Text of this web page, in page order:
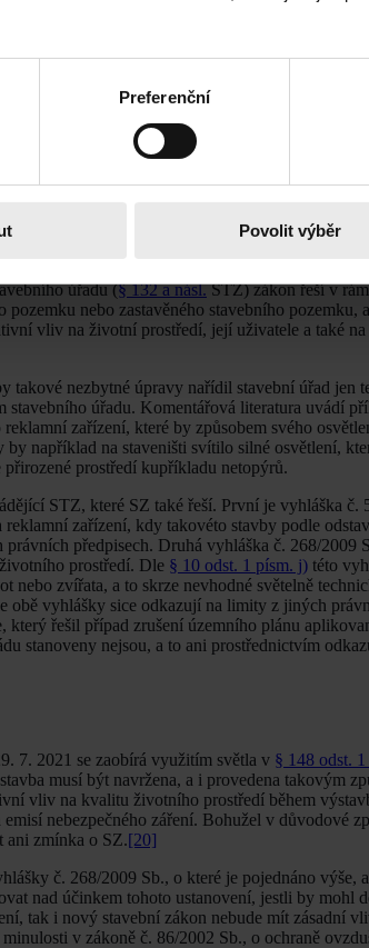
Preferenční
Povolit výběr
bydlení, kdy tento institut je velice důležitý
také rozsahu veřejnoprávní ochrany
judikátů, které se týkají pohody bydlení. Jen
správního soudu ze dne 2. 2. 2006, sp. zn.
2
všechny kategorie uživatelů, aby byla
imisí v rámci územního či stavebního řízení, a to
pohodu bydlení. Zajímavý je také judikát[14]
tomuto snížení může dojít právě i z důvodu
pohodu bydlení v důsledku zvýšení světelného
nemovitostí a tato skutečnost podmiňuje i
úřadu (§ 132 a násl.STZ) zákon řeší v
nebo zastavěného stavebního
vliv na životní prostředí, její uživatele a také
takové nezbytné úpravy nařídil stavební úřad jen
úřadu. Komentářová literatura uvádí
zařízení, které by způsobem svého
by například na staveništi svítilo silné osvětlení,
prostředí kupříkladu netopýrů.
STZ, které SZ také řeší. První je vyhláška č.
reklamní zařízení, kdy takovéto stavby podle
předpisech. Druhá vyhláška č. 268/2009
prostředí. Dle § 10 odst. 1 písm. j) této
nebo zvířata, a to skrze nevhodné světelně
obě vyhlášky sice odkazují na limity z jiných
který řešil případ zrušení územního plánu
stanoveny nejsou, a to ani prostřednictvím
7. 2021 se zaobírá využitím světla v § 148 odst.
musí být navržena, a i provedena takovým
vliv na kvalitu životního prostředí během
nebezpečného záření. Bohužel v důvodové
ani zmínka o SZ.[20]
č. 268/2009 Sb., o které je pojednáno výše,
nad účinkem tohoto ustanovení, jestli by mohl
tak i nový stavební zákon nebude mít zásadní
v zákoně č. 86/2002 Sb., o ochraně